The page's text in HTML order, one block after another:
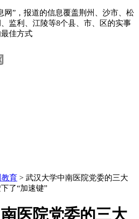
网”，报道的信息覆盖荆州、沙市、松
监利、江陵等8个县、市、区的实事
佳方式
育 > 武汉大学中南医院党委的三大
了“加速键”
医院党委的三大